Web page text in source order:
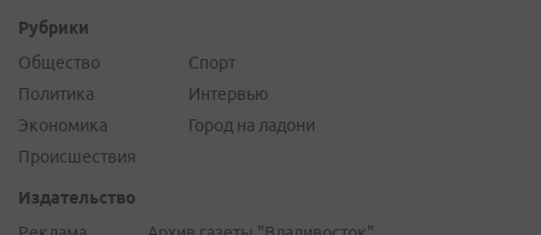
Рубрики
Общество
Политика
Экономика
Происшествия
Спорт
Интервью
Город на ладони
Издательство